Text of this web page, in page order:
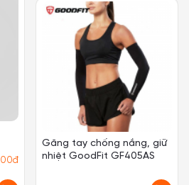
COMBO khăn đa năng
Royabe và găng tay